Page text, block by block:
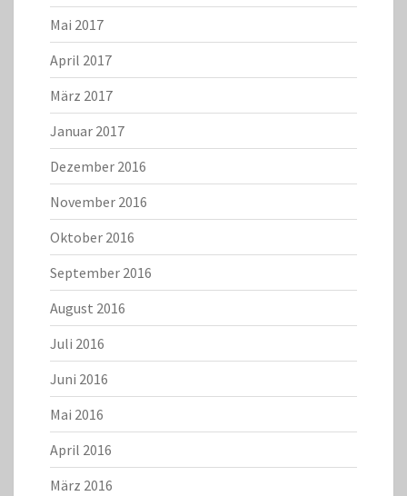
Mai 2017
April 2017
März 2017
Januar 2017
Dezember 2016
November 2016
Oktober 2016
September 2016
August 2016
Juli 2016
Juni 2016
Mai 2016
April 2016
März 2016